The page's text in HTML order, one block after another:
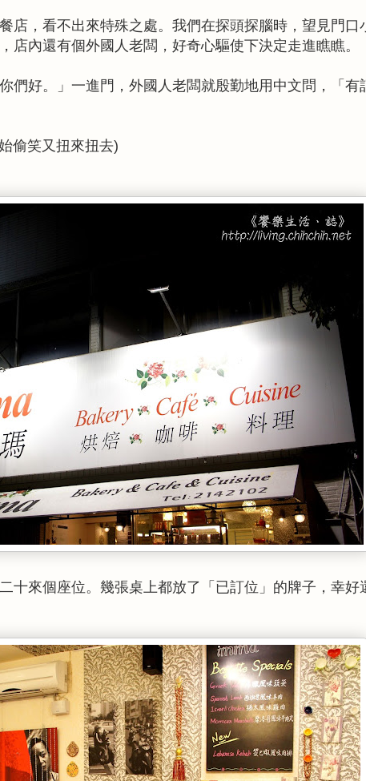
店，看不出來特殊之處。我們在探頭探腦時，望見門口
店內還有個外國人老闆，好奇心驅使下決定走進瞧瞧。
們好。」一進門，外國人老闆就殷勤地用中文問，「有
偷笑又扭來扭去)
十來個座位。幾張桌上都放了「已訂位」的牌子，幸好